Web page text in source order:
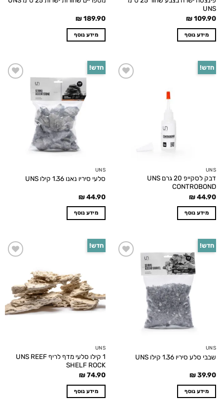
UNS
₪109.90
מידע נוסף
₪189.90
מידע נוסף
חדש!
UNS
דבק לסקייפ 20 גרם UNS
CONTROBOND
₪44.90
מידע נוסף
חדש!
UNS
סלעי סיריו נאנו 1.36 קילו UNS
₪44.90
מידע נוסף
חדש!
UNS
שבבי סלע סיריו 1.36 קילו UNS
₪39.90
מידע נוסף
חדש!
UNS
1 קילו סלעי מדף לריף UNS REEF
SHELF ROCK
₪74.90
מידע נוסף